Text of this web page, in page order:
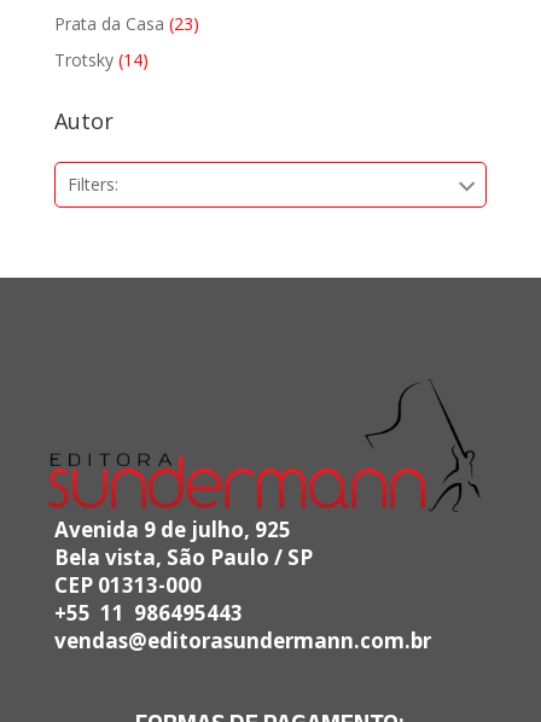
produtos
Prata da Casa 2323
Trotsky 1414
Autor
Filters:
Avenida 9 de julho, 925
Bela vista, São Paulo / SP
CEP 01313-000
+55 11 986495443
vendas@editorasundermann.com.br